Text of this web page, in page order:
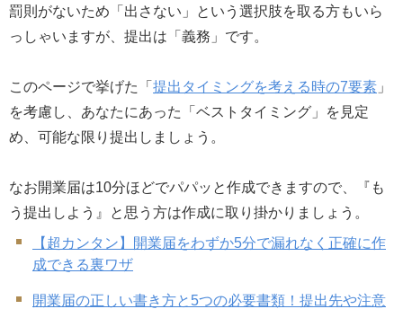
罰則がないため「出さない」という選択肢を取る方もいら
っしゃいますが、提出は「義務」です。
このページで挙げた「 提出タイミングを考える時の7要素 」
を考慮し、あなたにあった「ベストタイミング」を見定
め、可能な限り提出しましょう。
なお開業届は10分ほどでパパッと作成できますので、『も
う提出しよう』と思う方は作成に取り掛かりましょう。
【超カンタン】開業届をわずか5分で漏れなく正確に作
成できる裏ワザ
開業届の正しい書き方と5つの必要書類！提出先や注意